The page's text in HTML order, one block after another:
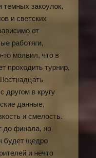
темных закоулок,
и светских
от
работяги,
то молвил, что в
проходить турнир,
другом в кругу
данные,
и смелость.
до финала, но
будет щедро
и нечто